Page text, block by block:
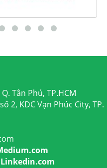
Tân Phú, TP.HCM
2, KDC Vạn Phúc City, TP.
Linkedin.com